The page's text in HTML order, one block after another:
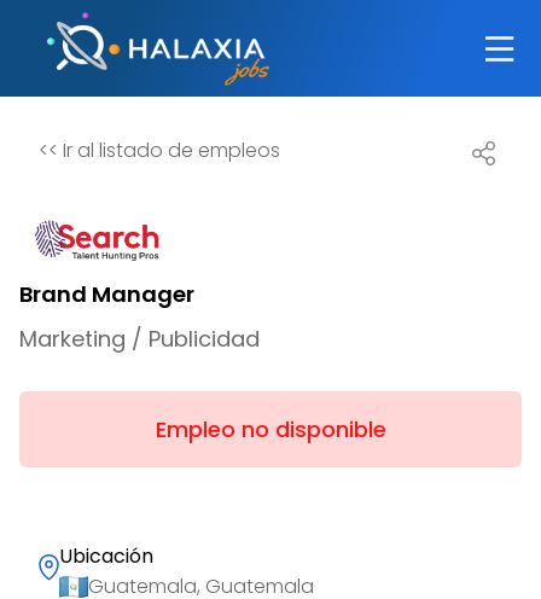
<< Ir al listado de empleos
Brand Manager
Marketing / Publicidad
Empleo no disponible
Ubicación
Guatemala, Guatemala